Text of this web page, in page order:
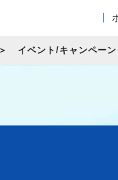
イベント/キャンペーン